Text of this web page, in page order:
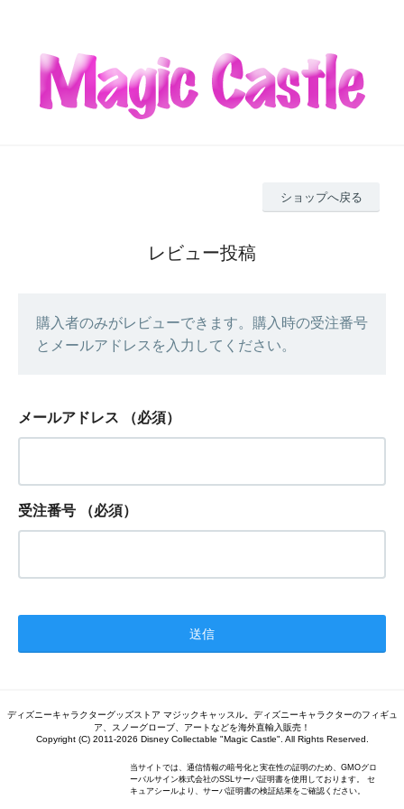
ショップへ戻る
レビュー投稿
購入者のみがレビューできます。購入時の受注番号
とメールアドレスを入力してください。
メールアドレス （必須）
受注番号 （必須）
ディズニーキャラクターグッズストア マジックキャッスル。ディズニーキャラクターのフィギュ
ア、スノーグローブ、アートなどを海外直輸入販売！
Copyright (C) 2011-2026 Disney Collectable "Magic Castle". All Rights Reserved.
当サイトでは、通信情報の暗号化と実在性の証明のため、GMOグロ
ーバルサイン株式会社のSSLサーバ証明書を使用しております。 セ
キュアシールより、サーバ証明書の検証結果をご確認ください。